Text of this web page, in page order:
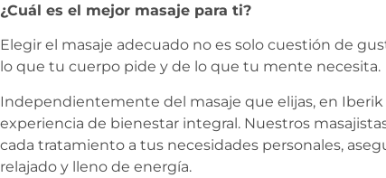
¿Cuál es el mejor masaje para ti?
Elegir el masaje adecuado no es solo cuestión de
lo que tu cuerpo pide y de lo que tu mente necesita.
Independientemente del masaje que elijas, en
experiencia de bienestar integral. Nuestros
cada tratamiento a tus necesidades personales,
relajado y lleno de energía.